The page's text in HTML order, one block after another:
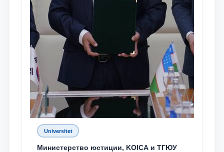
Universitet
Министерство юстиции, KOICA и ТГЮУ